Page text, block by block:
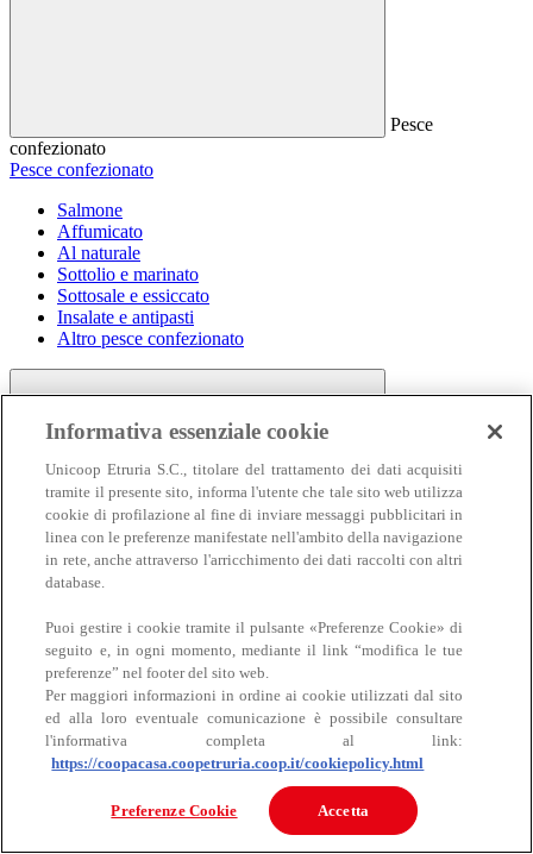
Pesce
confezionato
Pesce confezionato
Salmone
Affumicato
Al naturale
Sottolio e marinato
Sottosale e essiccato
Insalate e antipasti
Altro pesce confezionato
Carne
Carne
Bovino
Informativa essenziale cookie
Unicoop Etruria S.C., titolare del trattamento dei dati acquisiti
tramite il presente sito, informa l'utente che tale sito web utilizza
cookie di profilazione al fine di inviare messaggi pubblicitari in
linea con le preferenze manifestate nell'ambito della navigazione
in rete, anche attraverso l'arricchimento dei dati raccolti con altri
database.
Puoi gestire i cookie tramite il pulsante «Preferenze Cookie» di
seguito e, in ogni momento, mediante il link “modifica le tue
preferenze” nel footer del sito web.
Per maggiori informazioni in ordine ai cookie utilizzati dal sito
ed alla loro eventuale comunicazione è possibile consultare
l'informativa completa al link:
https://coopacasa.coopetruria.coop.it/cookiepolicy.html
Preferenze Cookie Accetta